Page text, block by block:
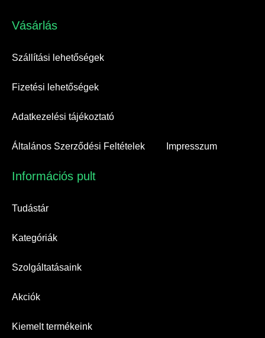
Vásárlás​
Szállítási lehetőségek
Fizetési lehetőségek
Adatkezelési tájékoztató
Általános Szerződési Feltételek Impresszum
Információs pult​
Tudástár
Kategóriák
Szolgáltatásaink
Akciók
Kiemelt termékeink